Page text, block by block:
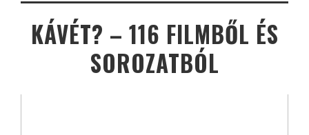
KÁVÉT? – 116 FILMBŐL ÉS
SOROZATBÓL